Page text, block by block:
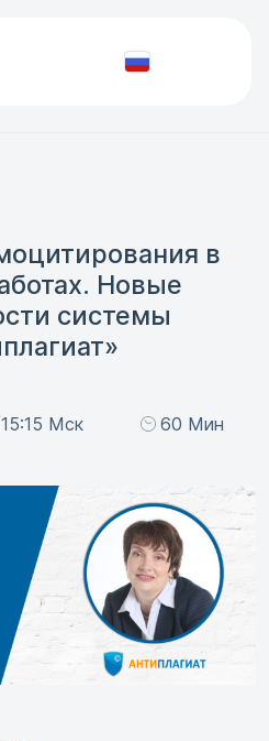
в
Новые
системы
15:15 Мск 60 Мин